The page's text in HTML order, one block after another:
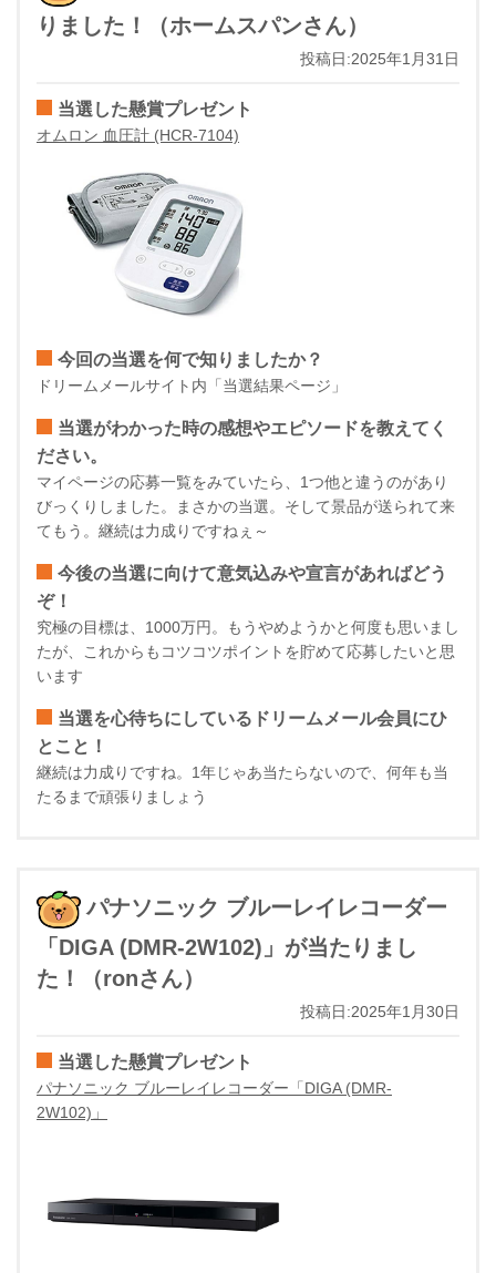
りました！（ホームスパンさん）
投稿日:2025年1月31日
当選した懸賞プレゼント
オムロン 血圧計 (HCR-7104)
今回の当選を何で知りましたか？
ドリームメールサイト内「当選結果ページ」
当選がわかった時の感想やエピソードを教えてく
ださい。
マイページの応募一覧をみていたら、1つ他と違うのがあり
びっくりしました。まさかの当選。そして景品が送られて来
てもう。継続は力成りですねぇ～
今後の当選に向けて意気込みや宣言があればどう
ぞ！
究極の目標は、1000万円。もうやめようかと何度も思いまし
たが、これからもコツコツポイントを貯めて応募したいと思
います
当選を心待ちにしているドリームメール会員にひ
とこと！
継続は力成りですね。1年じゃあ当たらないので、何年も当
たるまで頑張りましょう
パナソニック ブルーレイレコーダー
「DIGA (DMR-2W102)」が当たりまし
た！（ronさん）
投稿日:2025年1月30日
当選した懸賞プレゼント
パナソニック ブルーレイレコーダー「DIGA (DMR-
2W102)」